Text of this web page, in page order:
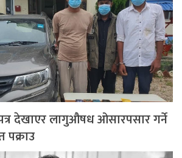
देखाएर लागुऔषध ओसारपसार गर्ने
पक्राउ